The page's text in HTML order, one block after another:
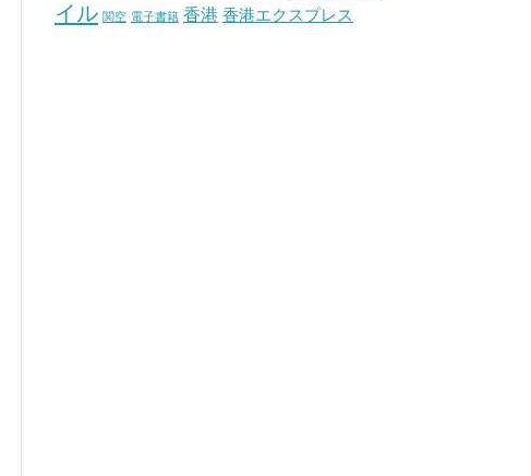
イル 関空 電子書籍 香港 香港エクスプレス